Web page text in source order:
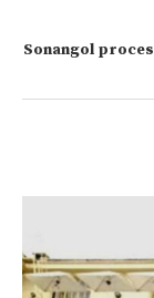
Sonangol